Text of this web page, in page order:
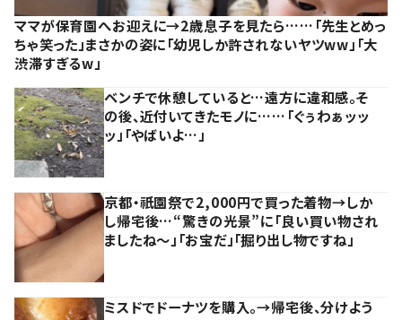
ママが保育園へお迎えに→2歳息子を見たら……「先生とめっ
ちゃ笑った」まさかの姿に「幼児しか許されないヤツww」「大
渋滞すぎるw」
ベンチで休憩していると…遠方に違和感。そ
の後、近付いてきたモノに……「ぐぅわぁッッ
ッ」「やばいよ…」
京都・祇園祭で2,000円で買った着物→しか
し帰宅後…“驚きの光景”に「良い買い物され
ましたね～」「お宝だ」「掘り出し物ですね」
ミスドでドーナツを購入。→帰宅後、分けよう